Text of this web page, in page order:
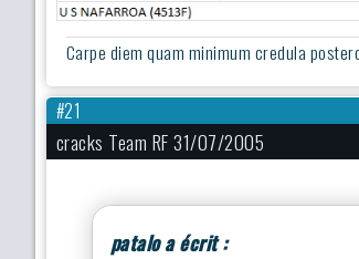
Carpe diem quam minimum credula
#21
cracks Team RF 31/07/2005
patalo a écrit :